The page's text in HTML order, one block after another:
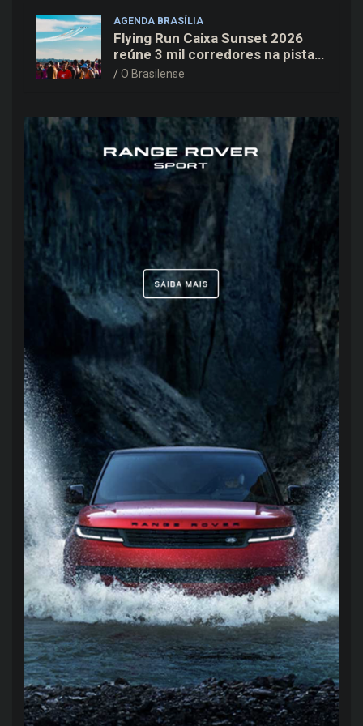
AGENDA BRASÍLIA
Flying Run Caixa Sunset 2026
reúne 3 mil corredores na pista
do Aeroporto de Brasília neste
O Brasilense